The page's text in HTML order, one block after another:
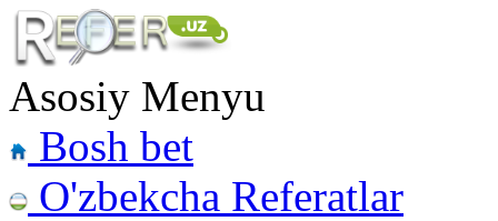
Asosiy Menyu
Bosh bet
O'zbekcha Referatlar